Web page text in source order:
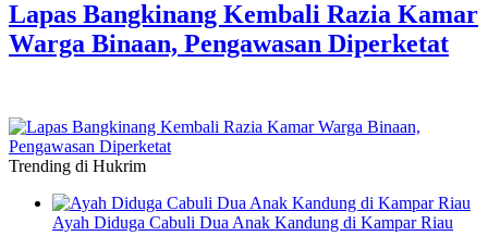
Lapas Bangkinang Kembali Razia Kamar
Warga Binaan, Pengawasan Diperketat
Trending di Hukrim
Ayah Diduga Cabuli Dua Anak Kandung di Kampar Riau